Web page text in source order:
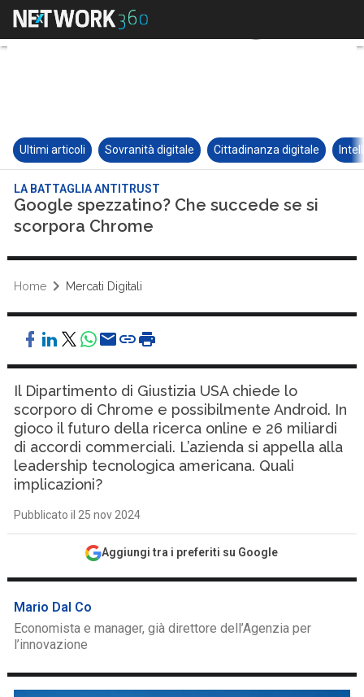
Ultimi articoli Sovranità digitale Cittadinanza digitale
LA BATTAGLIA ANTITRUST
Google spezzatino? Che succede se si
scorpora Chrome
Home Mercati Digitali
Il Dipartimento di Giustizia USA chiede lo
scorporo di Chrome e possibilmente Android. In
gioco il futuro della ricerca online e 26 miliardi
di accordi commerciali. L’azienda si appella alla
leadership tecnologica americana. Quali
implicazioni?
Pubblicato il 25 nov 2024
Aggiungi tra i preferiti su Google
Mario Dal Co
Economista e manager, già direttore dell’Agenzia per
l’innovazione